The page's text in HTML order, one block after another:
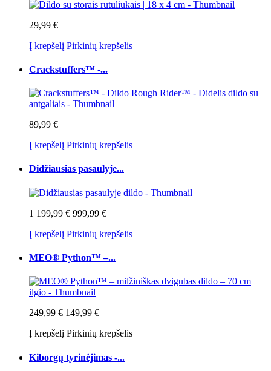
29,99 €
Į krepšelį Pirkinių krepšelis
Crackstuffers™ -...
89,99 €
Į krepšelį Pirkinių krepšelis
Didžiausias pasaulyje...
1 199,99 € 999,99 €
Į krepšelį Pirkinių krepšelis
MEO® Python™ –...
249,99 € 149,99 €
Į krepšelį Pirkinių krepšelis
Kiborgų tyrinėjimas -...